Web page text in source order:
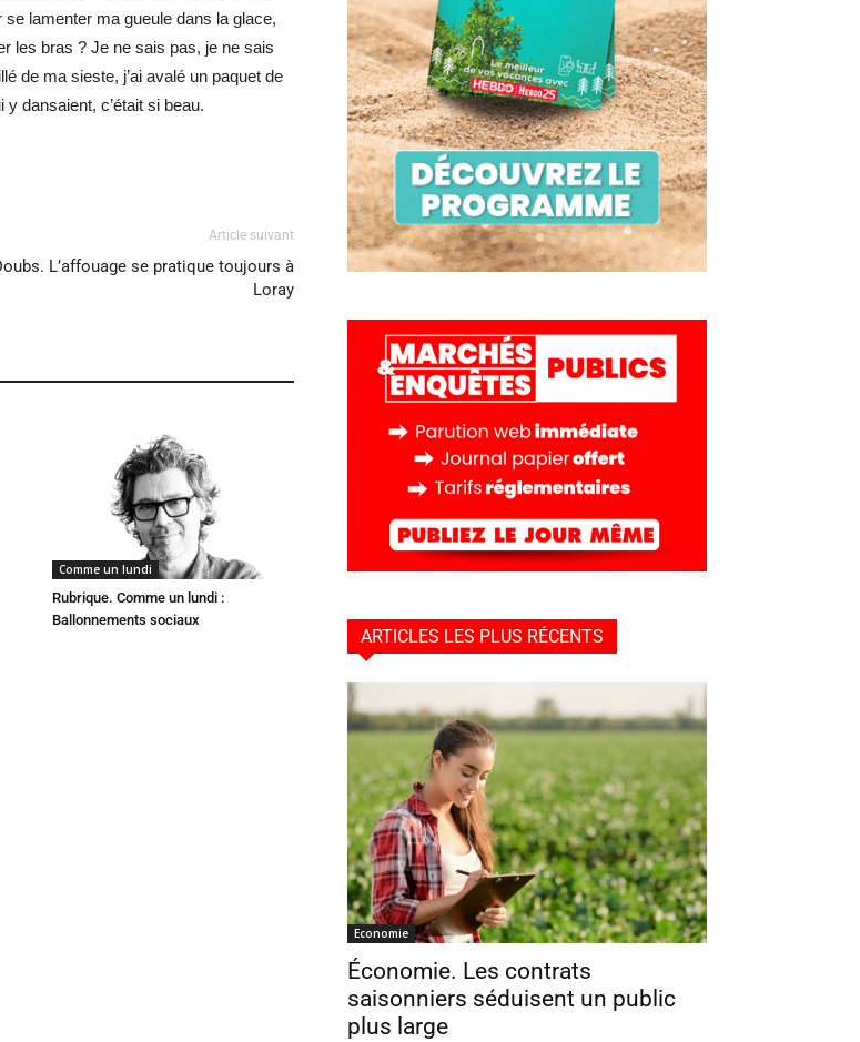
se lamenter ma gueule dans la glace,
les bras ? Je ne sais pas, je ne sais
de ma sieste, j’ai avalé un paquet de
dansaient, c’était si beau.
Article suivant
L’affouage se pratique toujours à
Loray
Comme un lundi
Rubrique. Comme un lundi :
Ballonnements sociaux
ARTICLES LES PLUS RÉCENTS
Economie
Économie. Les contrats
saisonniers séduisent un public
plus large